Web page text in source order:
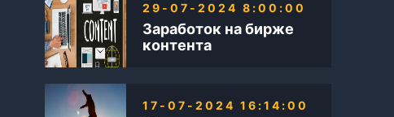
Заработок на бирже
контента
29-07-2024 8:00:00
17-07-2024 16:14:00